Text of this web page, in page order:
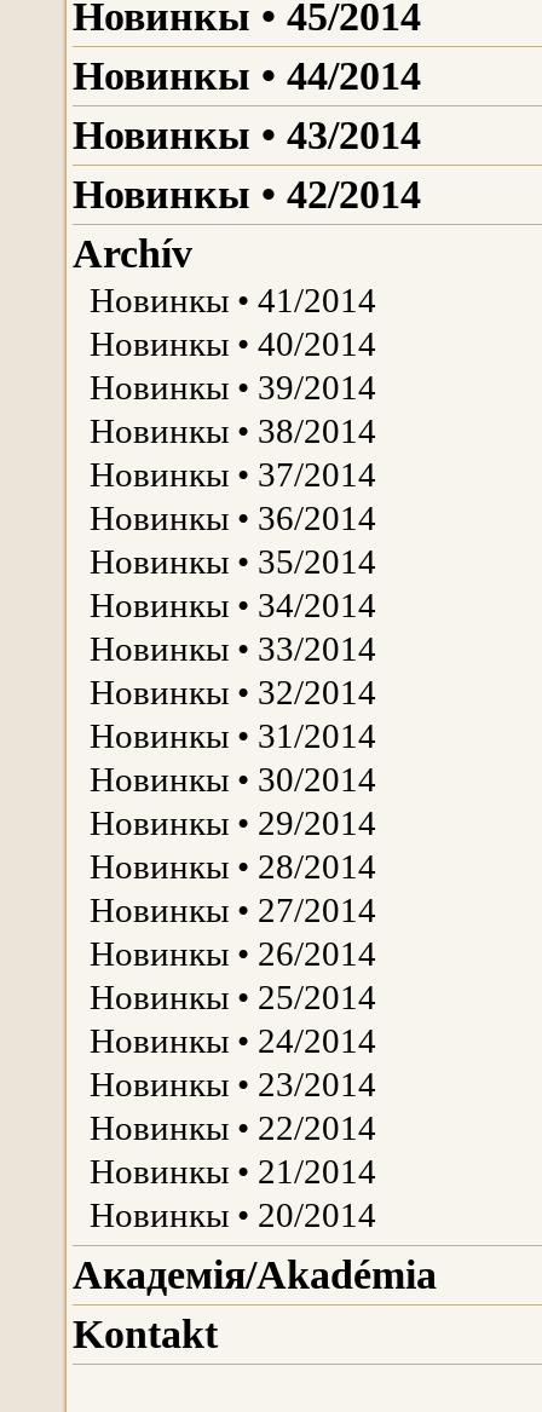
Новинкы • 45/2014
Новинкы • 44/2014
Новинкы • 43/2014
Новинкы • 42/2014
Archív
Новинкы • 41/2014
Новинкы • 40/2014
Новинкы • 39/2014
Новинкы • 38/2014
Новинкы • 37/2014
Новинкы • 36/2014
Новинкы • 35/2014
Новинкы • 34/2014
Новинкы • 33/2014
Новинкы • 32/2014
Новинкы • 31/2014
Новинкы • 30/2014
Новинкы • 29/2014
Новинкы • 28/2014
Новинкы • 27/2014
Новинкы • 26/2014
Новинкы • 25/2014
Новинкы • 24/2014
Новинкы • 23/2014
Новинкы • 22/2014
Новинкы • 21/2014
Новинкы • 20/2014
Aкадемія/Akadémiа
Kontakt